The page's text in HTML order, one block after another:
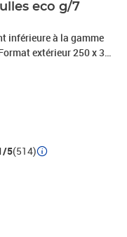
eco g/7
extérieur 250 x 350
bande autocollante
10 mm,
Format extérieur*
Bijoux, perles,
2 120x220mm
clés USB, format
boîtier, format
boîtier, Mangas,
Livres, K7 VHS, ...F/6
7 230x340mm
5(514)